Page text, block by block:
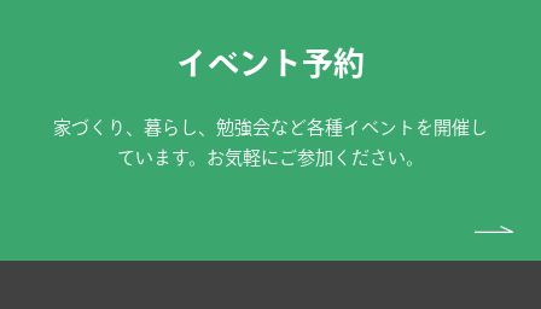
イベント予約
家づくり、暮らし、勉強会など各種イベントを開催し
ています。お気軽にご参加ください。